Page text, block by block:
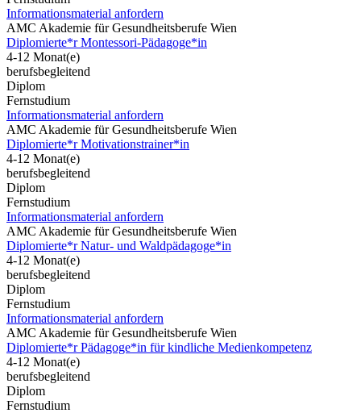
Informationsmaterial anfordern
AMC Akademie für Gesundheitsberufe Wien
Diplomierte*r Montessori-Pädagoge*in
4-12 Monat(e)
berufsbegleitend
Diplom
Fernstudium
Informationsmaterial anfordern
AMC Akademie für Gesundheitsberufe Wien
Diplomierte*r Motivationstrainer*in
4-12 Monat(e)
berufsbegleitend
Diplom
Fernstudium
Informationsmaterial anfordern
AMC Akademie für Gesundheitsberufe Wien
Diplomierte*r Natur- und Waldpädagoge*in
4-12 Monat(e)
berufsbegleitend
Diplom
Fernstudium
Informationsmaterial anfordern
AMC Akademie für Gesundheitsberufe Wien
Diplomierte*r Pädagoge*in für kindliche Medienkompetenz
4-12 Monat(e)
berufsbegleitend
Diplom
Fernstudium